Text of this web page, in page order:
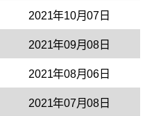
2021年10月07日
2021年09月08日
2021年08月06日
2021年07月08日